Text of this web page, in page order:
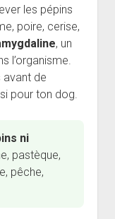
les pépins
poire, cerise,
, un
l’organisme.
avant de
pour ton dog.
ni
pastèque,
pêche,